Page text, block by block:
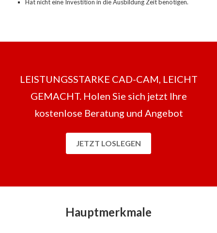
Hat nicht eine Investition in dieAusbildung Zeit benötigen.
LEISTUNGSSTARKE CAD-CAM, LEICHT
GEMACHT. Holen Sie sich jetzt Ihre
kostenlose Beratung und Angebot
JETZT LOSLEGEN
Hauptmerkmale